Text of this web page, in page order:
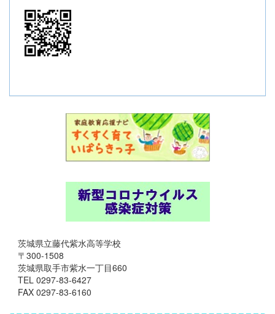
茨城県立藤代紫水高等学校
〒300-1508
茨城県取手市紫水一丁目660
TEL 0297-83-6427
FAX 0297-83-6160